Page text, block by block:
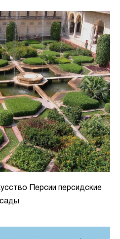
Персии персидские
сады